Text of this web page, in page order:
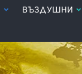
ВЪЗДУШНИ